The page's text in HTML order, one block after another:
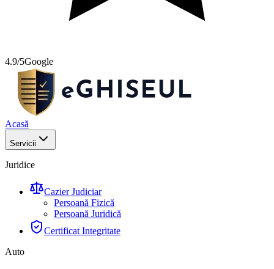
4.9/5Google
Acasă
Servicii
Juridice
Cazier Judiciar
Persoană Fizică
Persoană Juridică
Certificat Integritate
Auto